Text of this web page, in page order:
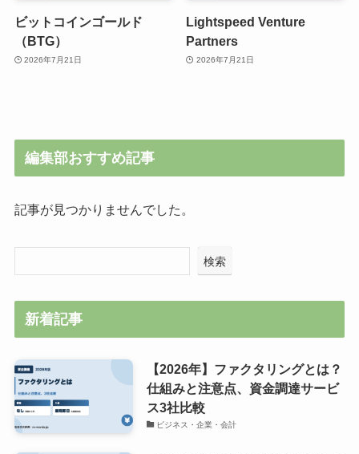
ビットコインゴールド
（BTG）
2026年7月21日
Lightspeed Venture
Partners
2026年7月21日
編集部おすすめ記事
記事が見つかりませんでした。
検索
新着記事
【2026年】ファクタリングとは？
仕組みと注意点、資金調達サービ
ス3社比較
ビジネス・企業・会計